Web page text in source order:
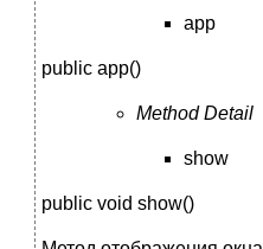
app
public app()
Method Detail
show
public void show()